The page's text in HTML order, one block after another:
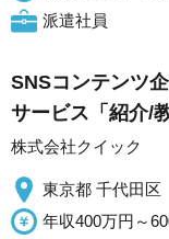
派遣社員
SNSコンテンツ
サービス「紹介/
株式会社クイック
東京都 千代田区
年収400万円～